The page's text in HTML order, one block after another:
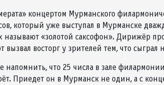
концертом Мурманского
который уже выступал в Мурманске
называют «золотой саксофон». Дирижёр
восторг у зрителей тем, что
напомнить, что 25 числа в зале
Приедет он в Мурманск не один, а с